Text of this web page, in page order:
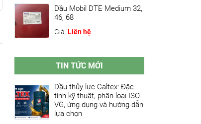
Dầu Mobil DTE Medium 32,
46, 68
Giá: Liên hệ
TIN TỨC MỚI
Dầu thủy lực Caltex: Đặc
tính kỹ thuật, phân loại ISO
VG, ứng dụng và hướng dẫn
lựa chọn